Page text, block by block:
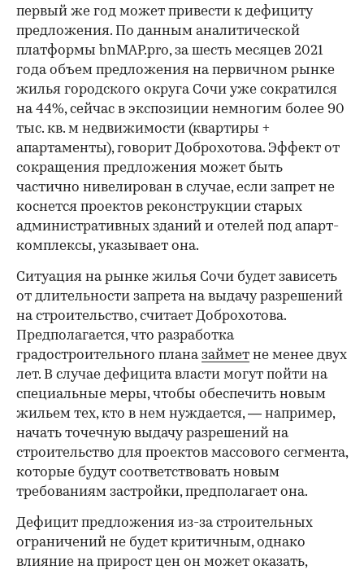
первый же год может привести к дефициту
предложения. По данным аналитической
платформы bnMAP.pro, за шесть месяцев 2021
года объем предложения на первичном рынке
жилья городского округа Сочи уже сократился
на 44%, сейчас в экспозиции немногим более 90
тыс. кв. м недвижимости (квартиры +
апартаменты), говорит Доброхотова. Эффект от
сокращения предложения может быть
частично нивелирован в случае, если запрет не
коснется проектов реконструкции старых
административных зданий и отелей под апарт-
комплексы, указывает она.
Ситуация на рынке жилья Сочи будет зависеть
от длительности запрета на выдачу разрешений
на строительство, считает Доброхотова.
Предполагается, что разработка
градостроительного планазаймет не менее двух
лет. В случае дефицита власти могут пойти на
специальные меры, чтобы обеспечить новым
жильем тех, кто в нем нуждается, — например,
начать точечную выдачу разрешений на
строительство для проектов массового сегмента,
которые будут соответствовать новым
требованиям застройки, предполагает она.
Дефицит предложения из-за строительных
ограничений не будет критичным, однако
влияние на прирост цен он может оказать,